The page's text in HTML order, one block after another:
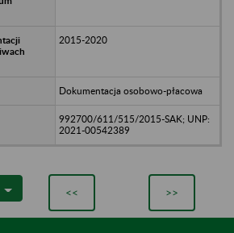
2015-2020
Dokumentacja osobowo-płacowa
992700/611/515/2015-SAK; UNP:
2021-00542389
<< >>